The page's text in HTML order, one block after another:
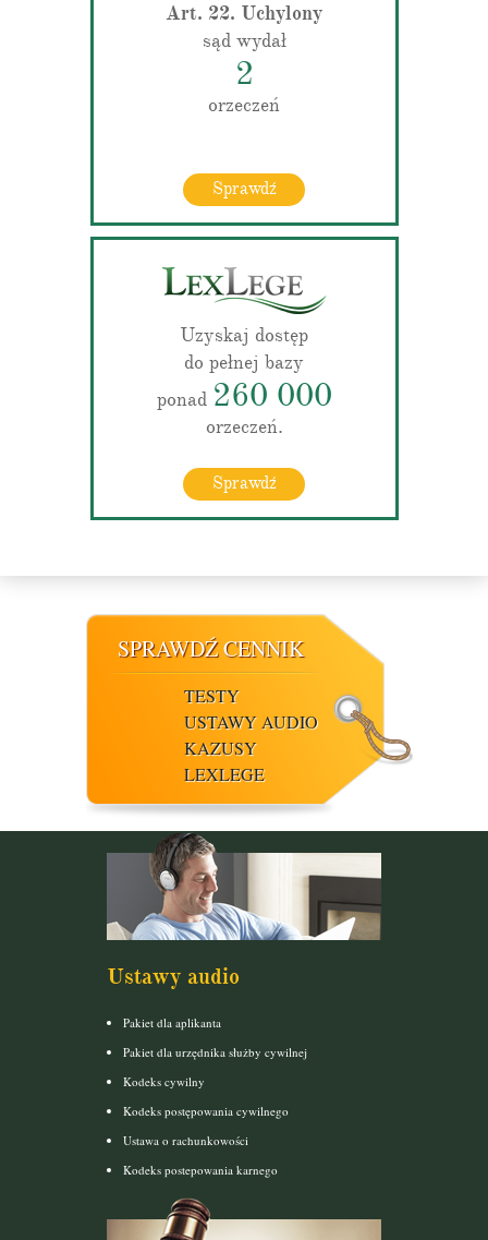
Art. 22. Uchylony
sąd wydał
2
orzeczeń
Sprawdź
Uzyskaj dostęp
do pełnej bazy
ponad 260 000
orzeczeń.
Sprawdź
SPRAWDŹ CENNIK
TESTY
USTAWY AUDIO
KAZUSY
LEXLEGE
Ustawy audio
Pakiet dla aplikanta
Pakiet dla urzędnika służby cywilnej
Kodeks cywilny
Kodeks postępowania cywilnego
Ustawa o rachunkowości
Kodeks postepowania karnego